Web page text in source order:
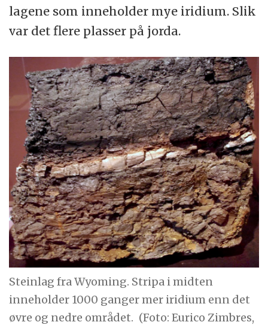
lagene som inneholder mye iridium. Slik
var det flere plasser på jorda.
Steinlag fra Wyoming. Stripa i midten
inneholder 1000 ganger mer iridium enn det
øvre og nedre området. (Foto: Eurico Zimbres,